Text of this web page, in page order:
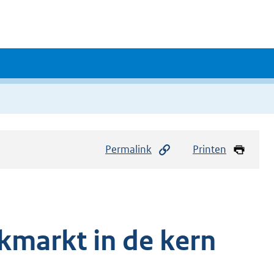
Permalink Printen
in de kern